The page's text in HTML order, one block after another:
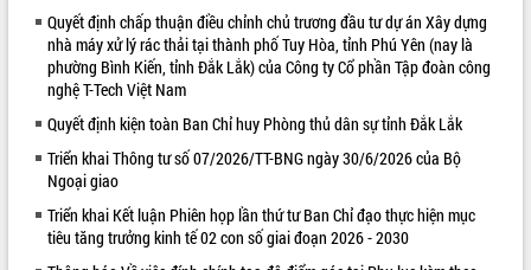
UBND tỉnh Đắk Lắk triển khai nhiệm
vụ 6 tháng cuối năm 2026
Kỳ họp thứ Hai, Hội đồng nhân dân
tỉnh khóa XI quyết nghị nhiều nội dung
quan trọng
Bí thư Tỉnh ủy Lương Nguyễn Minh
Triết thăm, tặng quà người có công với
cách mạng
Rà soát, hoàn thiện hệ thống thiết chế
ALBUM ẢNH
Quyết định chấp thuận điều chỉnh chủ trương đầu tư dự án Xây dựng
nhà máy xử lý rác thải tại thành phố Tuy Hòa, tỉnh Phú Yên (nay là
phường Bình Kiến, tỉnh Đắk Lắk) của Công ty Cổ phần Tập đoàn công
nghệ T-Tech Việt Nam
Quyết định kiện toàn Ban Chỉ huy Phòng thủ dân sự tỉnh Đắk Lắk
Triển khai Thông tư số 07/2026/TT-BNG ngày 30/6/2026 của Bộ
Ngoại giao
Triển khai Kết luận Phiên họp lần thứ tư Ban Chỉ đạo thực hiện mục
tiêu tăng trưởng kinh tế 02 con số giai đoạn 2026 - 2030